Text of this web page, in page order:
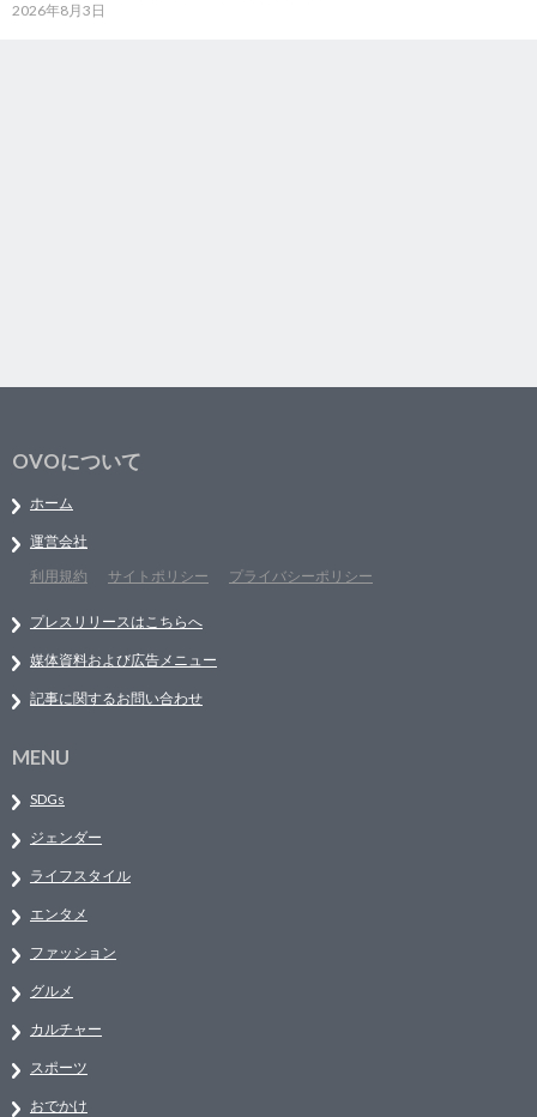
2026年8月3日
OVOについて
ホーム
運営会社
利用規約
サイトポリシー プライバシーポリシー
プレスリリースはこちらへ
媒体資料および広告メニュー
記事に関するお問い合わせ
MENU
SDGs
ジェンダー
ライフスタイル
エンタメ
ファッション
グルメ
カルチャー
スポーツ
おでかけ